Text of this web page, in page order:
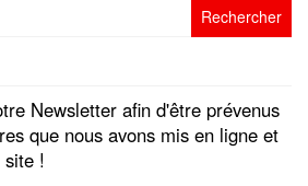
Newsletter afin d'être prévenus
que nous avons mis en ligne et
!